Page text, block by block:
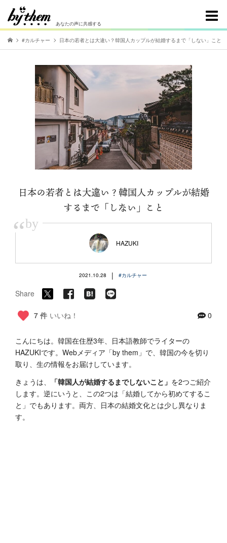
あなたの声に共感する
#カルチャー 日本の若者とは大違い？韓国人カップルが結婚するまで「しない」こと
日本の若者とは大違い？韓国人カップルが結婚
するまで「しない」こと
“by
HAZUKI
2021.10.28 | #カルチャー
Share
7 件 いいね！ 0
こんにちは。韓国在住歴3年、日本語教師でライターの
HAZUKIです。Webメディア「by them」で、韓国の今を切り
取り、生の情報をお届けしています。
きょうは、
「韓国人が結婚するまでしないこと」 を2つご紹介
します。逆にいうと、この2つは「結婚してから初めてするこ
と」でもあります。両方、日本の結婚文化とは少し異なりま
す。